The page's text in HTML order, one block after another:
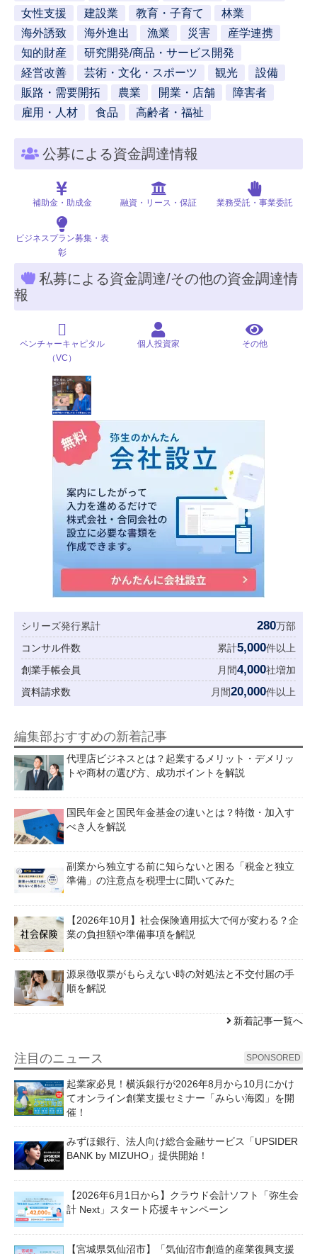
女性支援
建設業 教育・子育て
林業
海外誘致
海外進出 漁業 災害
産学連携
知的財産
研究開発/商品・サービス開発
経営改善
芸術・文化・スポーツ 観光
設備
販路・需要開拓
農業 開業・店舗
障害者
雇用・人材
食品 高齢者・福祉
公募による資金調達情報
補助金・助成金 融資・リース・保証 業務受託・事業委託
ビジネスプラン募集・表
彰
私募による資金調達/その他の資金調達情
報
ベンチャーキャピタル
（VC）
個人投資家 その他
シリーズ発行累計 280万部
コンサル件数
累計5,000件以上
創業手帳会員
月間4,000社増加
資料請求数
月間20,000件以上
編集部おすすめの新着記事
代理店ビジネスとは？起業するメリット・デメリッ
トや商材の選び方、成功ポイントを解説
国民年金と国民年金基金の違いとは？特徴・加入す
べき人を解説
副業から独立する前に知らないと困る「税金と独立
準備」の注意点を税理士に聞いてみた
【2026年10月】社会保険適用拡大で何が変わる？企
業の負担額や準備事項を解説
源泉徴収票がもらえない時の対処法と不交付届の手
順を解説
新着記事一覧へ
注目のニュース SPONSORED
起業家必見！横浜銀行が2026年8月から10月にかけ
てオンライン創業支援セミナー「みらい海図」を開
催！
みずほ銀行、法人向け総合金融サービス「UPSIDER
BANK by MIZUHO」提供開始！
【2026年6月1日から】クラウド会計ソフト「弥生会
計 Next」スタート応援キャンペーン
【宮城県気仙沼市】「気仙沼市創造的産業復興支援